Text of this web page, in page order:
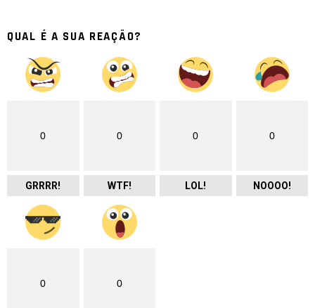
QUAL É A SUA REAÇÃO?
0
GRRRR!
0
WTF!
0
LOL!
0
NOOOO!
0 0